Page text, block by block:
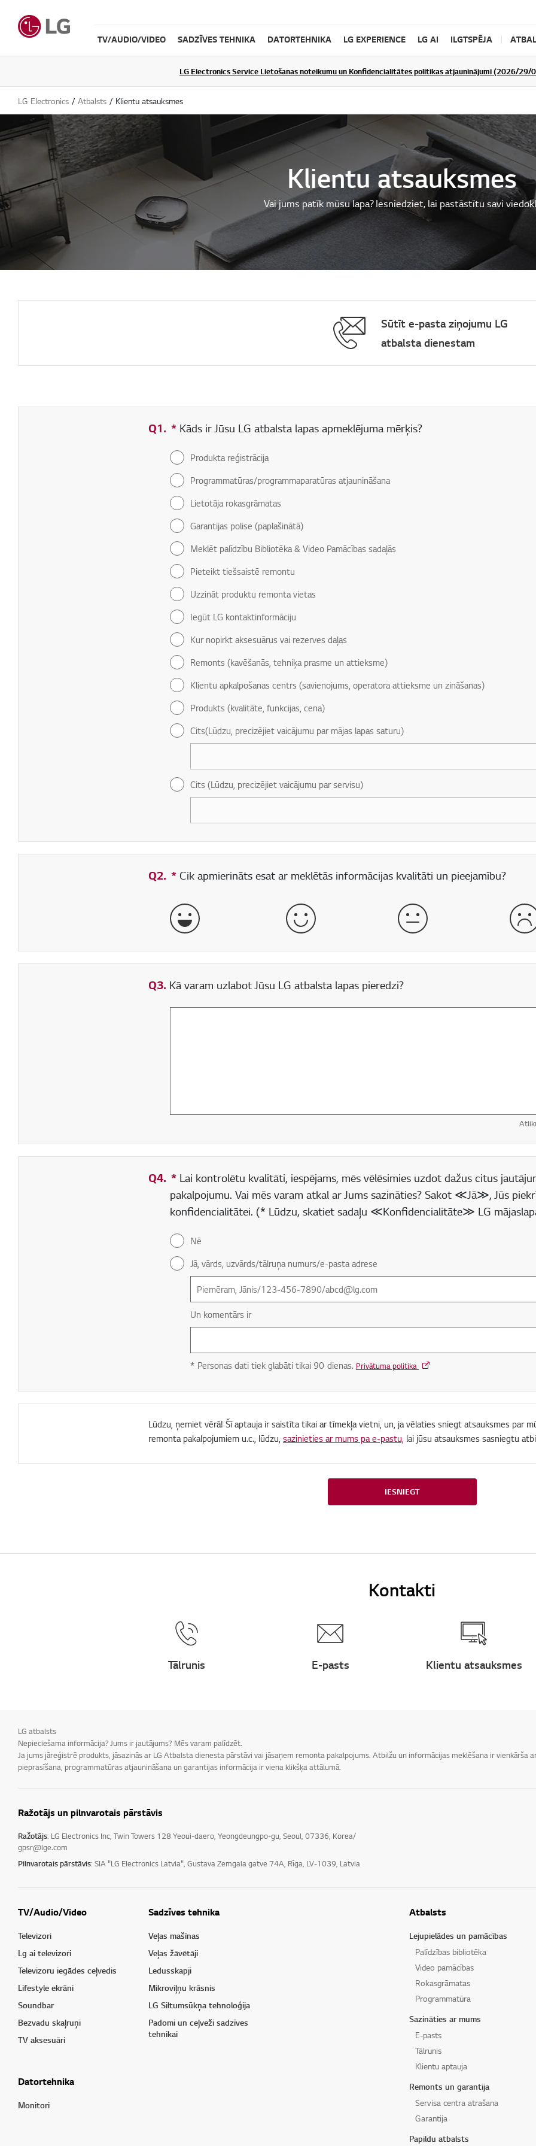
TV/AUDIO/VIDEO SADZĪVES TEHNIKA DATORTEHNIKA LG EXPERIENCE LG AI ILGTSPĒJA
LG Electronics Service Lietošanas noteikumu un Konfidencialitātes politikas atjauninājumi (2026/29/
LG Electronics Atbalsts Klientu atsauksmes
Klientu atsauksmes
Vai jums patīk mūsu lapa? Iesniedziet, lai pastāstītu savi
Sūtīt e-pasta ziņojumu LG
atbalsta dienestam
Q1. * Obligāti aizpildāms lauks
Kāds ir Jūsu LG atbalsta lapas apmeklējuma mērķis?
Produkta reģistrācija
Programmatūras/programmaparatūras atjaunināšana
Lietotāja rokasgrāmatas
Garantijas polise (paplašinātā)
Meklēt palīdzību Bibliotēka & Video Pamācības sadaļās
Pieteikt tiešsaistē remontu
Uzzināt produktu remonta vietas
Iegūt LG kontaktinformāciju
Kur nopirkt aksesuārus vai rezerves daļas
Remonts (kavēšanās, tehniķa prasme un attieksme)
Klientu apkalpošanas centrs (savienojums, operatora attieksme un zināšanas)
Produkts (kvalitāte, funkcijas, cena)
Cits(Lūdzu, precizējiet vaicājumu par mājas lapas saturu)
Cits (Lūdzu, precizējiet vaicājumu par servisu)
Q2. *Obligāti aizpildāms lauks
Cik apmierināts esat ar meklētās informācijas kvalitāti un pieejamību?
ļoti labi labs normāls
Q3. Kā varam uzlabot Jūsu LG atbalsta lapas pieredzi?
Q4. * Obligāti aizpildāms lauks
Lai kontrolētu kvalitāti, iespējams, mēs vēlēsimies uzdot dažus citus
pakalpojumu. Vai mēs varam atkal ar Jums sazināties? Sakot ≪Jā≫, Jūs
konfidencialitātei. (* Lūdzu, skatiet sadaļu ≪Konfidencialitāte≫ LG
Nē
Jā, vārds, uzvārds/tālruņa numurs/e-pasta adrese
Un komentārs ir
* Personas dati tiek glabāti tikai 90 dienas. Privātuma politika
Lūdzu, ņemiet vērā! Šī aptauja ir saistīta tikai ar tīmekļa vietni, un, ja vēlaties sniegt atsauksmes par
remonta pakalpojumiem u.c., lūdzu, sazinieties ar mums pa e-pastu, lai jūsu atsauksmes sasniegtu
IESNIEGT
Kontakti
Tālrunis E-pasts Klientu atsauksmes
LG atbalsts
Nepieciešama informācija? Jums ir jautājums? Mēs varam palīdzēt.
Ja jums jāreģistrē produkts, jāsazinās ar LG Atbalsta dienesta pārstāvi vai jāsaņem remonta pakalpojums. Atbilžu un informācijas meklēšana ir
pieprasīšana, programmatūras atjaunināšana un garantijas informācija ir viena klikšķa attālumā.
Ražotājs un pilnvarotais pārstāvis
Ražotājs: LG Electronics Inc, Twin Towers 128 Yeoui-daero, Yeongdeungpo-gu, Seoul, 07336, Korea/
gpsr@lge.com
Pilnvarotais pārstāvis: SIA "LG Electronics Latvia", Gustava Zemgala gatve 74A, Rīga, LV-1039, Latvia
TV/Audio/Video
Televizori
Lg ai televizori
Televizoru iegādes ceļvedis
Lifestyle ekrāni
Soundbar
Bezvadu skaļruņi
TV aksesuāri
Sadzīves tehnika
Veļas mašīnas
Veļas žāvētāji
Ledusskapji
Mikroviļņu krāsnis
LG Siltumsūkņa tehnoloģija
Padomi un ceļveži sadzīves
tehnikai
Datortehnika
Monitori
Atbalsts
Lejupielādes un pamācības
Palīdzības bibliotēka
Video pamācības
Rokasgrāmatas
Programmatūra
Sazināties ar mums
E-pasts
Tālrunis
Klientu aptauja
Remonts un garantija
Servisa centra atrašana
Garantija
Papildu atbalsts